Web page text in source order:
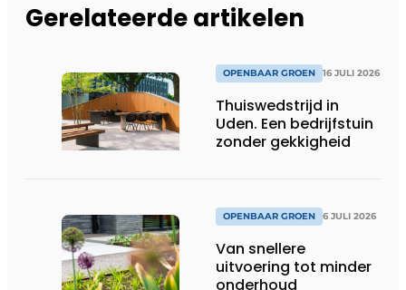
Gerelateerde artikelen
OPENBAAR GROEN 16 JULI 2026
Thuiswedstrijd in
Uden. Een bedrijfstuin
zonder gekkigheid
OPENBAAR GROEN 6 JULI 2026
Van snellere
uitvoering tot minder
onderhoud